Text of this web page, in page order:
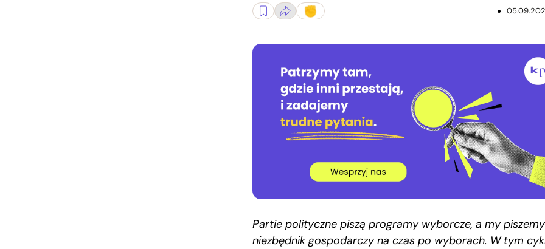
Partie polityczne piszą programy wyborcze, a my piszemy
niezbędnik gospodarczy na czas po wyborach. W tym